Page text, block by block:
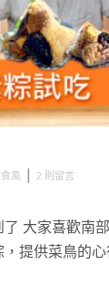
風 | 2 則留言
大家喜歡南
提供菜鳥的